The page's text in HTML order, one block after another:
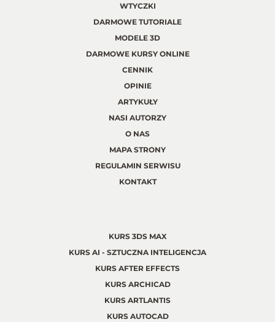
WTYCZKI
DARMOWE TUTORIALE
MODELE 3D
DARMOWE KURSY ONLINE
CENNIK
OPINIE
ARTYKUŁY
NASI AUTORZY
O NAS
MAPA STRONY
REGULAMIN SERWISU
KONTAKT
KURS 3DS MAX
KURS AI - SZTUCZNA INTELIGENCJA
KURS AFTER EFFECTS
KURS ARCHICAD
KURS ARTLANTIS
KURS AUTOCAD